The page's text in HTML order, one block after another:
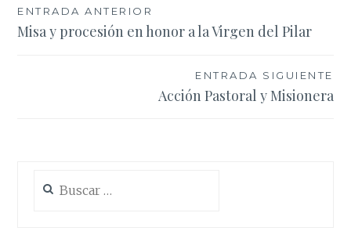
Navegación
de
ENTRADA ANTERIOR
Misa y procesión en honor a la Virgen del Pilar
ENTRADA SIGUIENTE
Acción Pastoral y Misionera